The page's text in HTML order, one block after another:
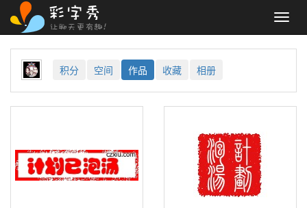
积分 空间 作品 收藏 相册